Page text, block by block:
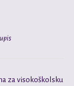
upis
za visokoškolsku